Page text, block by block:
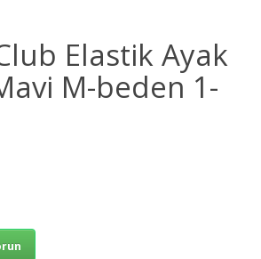
Elastik Ayak
M-beden 1-